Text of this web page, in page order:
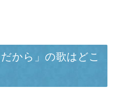
から」の歌はどこ